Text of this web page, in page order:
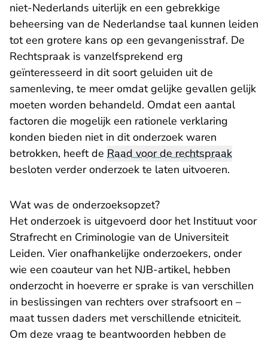
niet-Nederlands uiterlijk en een gebrekkige
beheersing van de Nederlandse taal kunnen leiden
tot een grotere kans op een gevangenisstraf. De
Rechtspraak is vanzelfsprekend erg
geïnteresseerd in dit soort geluiden uit de
samenleving, te meer omdat gelijke gevallen gelijk
moeten worden behandeld. Omdat een aantal
factoren die mogelijk een rationele verklaring
konden bieden niet in dit onderzoek waren
betrokken, heeft de Raad voor de rechtspraak
besloten verder onderzoek te laten uitvoeren.
Wat was de onderzoeksopzet?
Het onderzoek is uitgevoerd door het Instituut voor
Strafrecht en Criminologie van de Universiteit
Leiden. Vier onafhankelijke onderzoekers, onder
wie een coauteur van het NJB-artikel, hebben
onderzocht in hoeverre er sprake is van verschillen
in beslissingen van rechters over strafsoort en –
maat tussen daders met verschillende etniciteit.
Om deze vraag te beantwoorden hebben de